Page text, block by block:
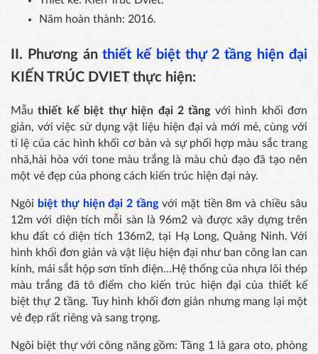
Năm hoàn thành: 2016.
II. Phương ánthiết kế biệt thự 2 tầng hiện đại
KIẾN TRÚC DVIET thực hiện:
Mẫuthiết kế biệt thự hiện đại 2 tầngvới hình khối đơn
giản, với việc sử dụng vật liệu hiện đại và mới mẻ, cùng với
tỉ lệ của các hình khối cơ bản và sự phối hợp màu sắc trang
nhã,hài hòa với tone màu trắng là màu chủ đạo đã tạo nên
một vẻ đẹp của phong cách kiến trúc hiện đại này.
Ngôi biệt thự hiện đại 2 tầngvới mặt tiền 8m và chiều sâu
12m với diện tích mỗi sàn là 96m2 và được xây dựng trên
khu đất có diện tích 136m2, tại Hạ Long, Quảng Ninh. Với
hình khối đơn giản và vật liệu hiện đại như ban công lan can
kính, mái sắt hộp sơn tĩnh điện…Hệ thống của nhựa lõi thép
màu trắng đã tô điểm cho kiến trúc hiện đại của thiết kế
biệt thự 2 tầng. Tuy hình khối đơn giản nhưng mang lại một
vẻ đẹp rất riêng và sang trọng.
Ngôi biệt thự với công năng gồm: Tầng 1 là gara oto, phòng